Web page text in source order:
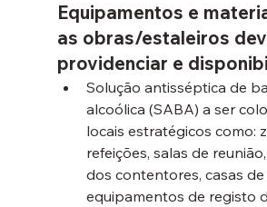
Equipamentos e
as obras/estaleiros
providenciar e
Solução antisséptica de
alcoólica (SABA) a ser
locais estratégicos como:
refeições, salas de
dos contentores, casas
equipamentos de registo